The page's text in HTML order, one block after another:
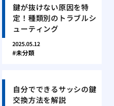
鍵が抜けない原因を特
定！種類別のトラブルシ
ューティング
2025.05.12
未分類
自分でできるサッシの鍵
交換方法を解説